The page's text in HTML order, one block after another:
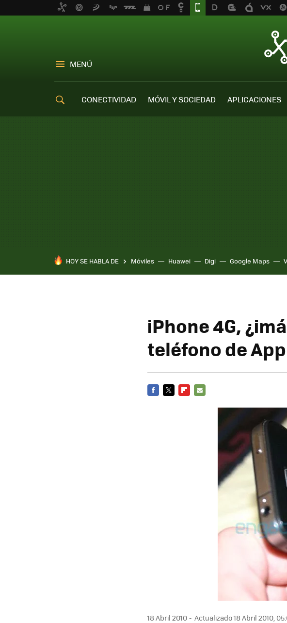
MENÚ
CONECTIVIDAD MÓVIL Y SOCIEDAD APLICACIONES
HOY SE HABLA DE Móviles Huawei Digi Google Maps
iPhone 4G,
teléfono de
18 Abril 2010 Actualizado 18 Abril 2010,